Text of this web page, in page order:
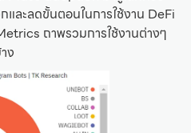
และลดขั้นตอนในการใช้งาน DeFi
ถาพรวมการใช้งานต่างๆ
ง